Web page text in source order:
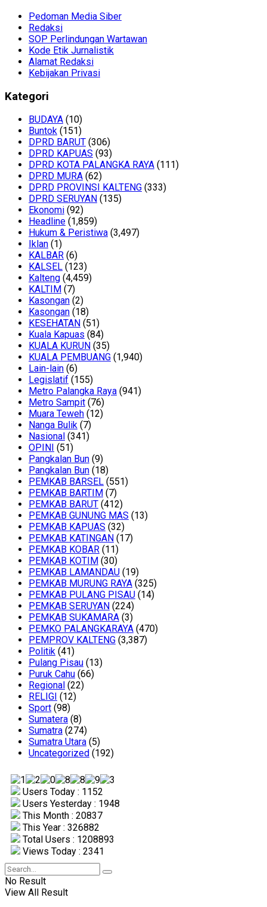
Pedoman Media Siber
Redaksi
SOP Perlindungan Wartawan
Kode Etik Jurnalistik
Alamat Redaksi
Kebijakan Privasi
Kategori
BUDAYA (10)
Buntok (151)
DPRD BARUT (306)
DPRD KAPUAS (93)
DPRD KOTA PALANGKA RAYA (111)
DPRD MURA (62)
DPRD PROVINSI KALTENG (333)
DPRD SERUYAN (135)
Ekonomi (92)
Headline (1,859)
Hukum & Peristiwa (3,497)
Iklan (1)
KALBAR (6)
KALSEL (123)
Kalteng (4,459)
KALTIM (7)
Kasongan (2)
Kasongan (18)
KESEHATAN (51)
Kuala Kapuas (84)
KUALA KURUN (35)
KUALA PEMBUANG (1,940)
Lain-lain (6)
Legislatif (155)
Metro Palangka Raya (941)
Metro Sampit (76)
Muara Teweh (12)
Nanga Bulik (7)
Nasional (341)
OPINI (51)
Pangkalan Bun (9)
Pangkalan Bun (18)
PEMKAB BARSEL (551)
PEMKAB BARTIM (7)
PEMKAB BARUT (412)
PEMKAB GUNUNG MAS (13)
PEMKAB KAPUAS (32)
PEMKAB KATINGAN (17)
PEMKAB KOBAR (11)
PEMKAB KOTIM (30)
PEMKAB LAMANDAU (19)
PEMKAB MURUNG RAYA (325)
PEMKAB PULANG PISAU (14)
PEMKAB SERUYAN (224)
PEMKAB SUKAMARA (3)
PEMKO PALANGKARAYA (470)
PEMPROV KALTENG (3,387)
Politik (41)
Pulang Pisau (13)
Puruk Cahu (66)
Regional (22)
RELIGI (12)
Sport (98)
Sumatera (8)
Sumatra (274)
Sumatra Utara (5)
Uncategorized (192)
Users Today : 1152
Users Yesterday : 1948
This Month : 20837
This Year : 326882
Total Users : 1208893
Views Today : 2341
No Result
View All Result